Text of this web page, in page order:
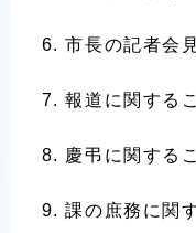
市長の記者会
報道に関する
慶弔に関する
課の庶務に関